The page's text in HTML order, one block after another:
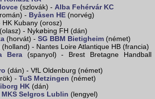
(szlovák) - Alba Fehérvár KC
- Byåsen HE (norvég)
HK Kubany (orosz)
- Nykøbing FH (dán)
(horvát) - SG BBM Bietigheim (német)
(holland) - Nantes Loire Atlantique HB (francia)
Bera(spanyol) - Brest Bretagne Handball
(dán) - VfL Oldenburg (német)
- TuS Metzingen (német)
HK (dán)
MKS Selgros Lublin (lengyel)